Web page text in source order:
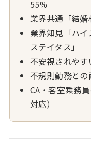
55%
業界共通「結
業界知見「ハ
ステイタス」
不安視されや
不規則勤務との
CA・客室乗務
対応）